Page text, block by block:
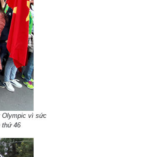
Olympic vì sức
thứ 46